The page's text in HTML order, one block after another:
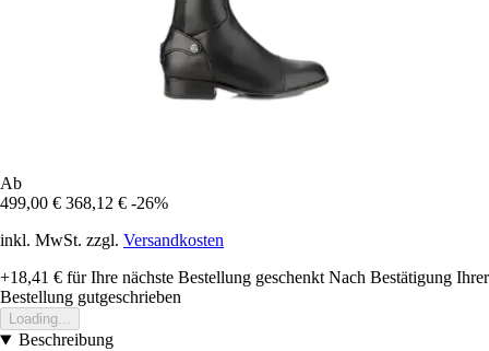
Ab
499,00 € 368,12 € -26%
inkl. MwSt. zzgl. Versandkosten
+18,41 € für Ihre nächste Bestellung geschenkt Nach Bestätigung Ihrer
Bestellung gutgeschrieben
Loading...
Beschreibung